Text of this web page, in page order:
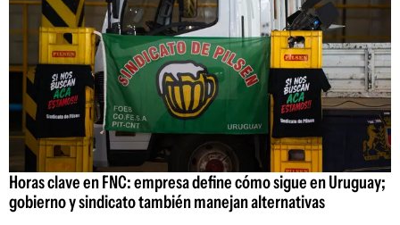
Horas clave en FNC: empresa define cómo sigue en Uruguay;
gobierno y sindicato también manejan alternativas